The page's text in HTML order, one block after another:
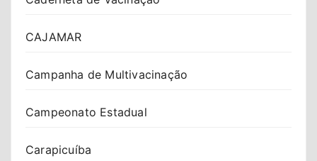
CAJAMAR
Campanha de Multivacinação
Campeonato Estadual
Carapicuíba